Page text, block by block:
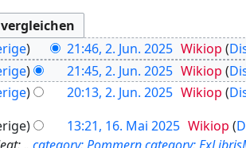
21:46, 2. Jun. 2025 Wikiop
21:45, 2. Jun. 2025 Wikiop
20:13, 2. Jun. 2025 Wikiop
13:21, 16. Mai 2025 Wikiop